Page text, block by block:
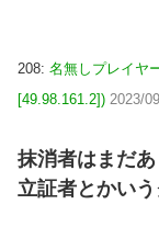
208: 名無しプレイヤ
[49.98.161.2]) 2023/
抹消者はまだあ
立証者とかい